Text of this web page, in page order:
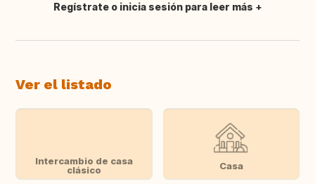
Traducir
Regístrate o inicia sesión para leer más
Ver el listado
Intercambio de casa
clásico
Casa